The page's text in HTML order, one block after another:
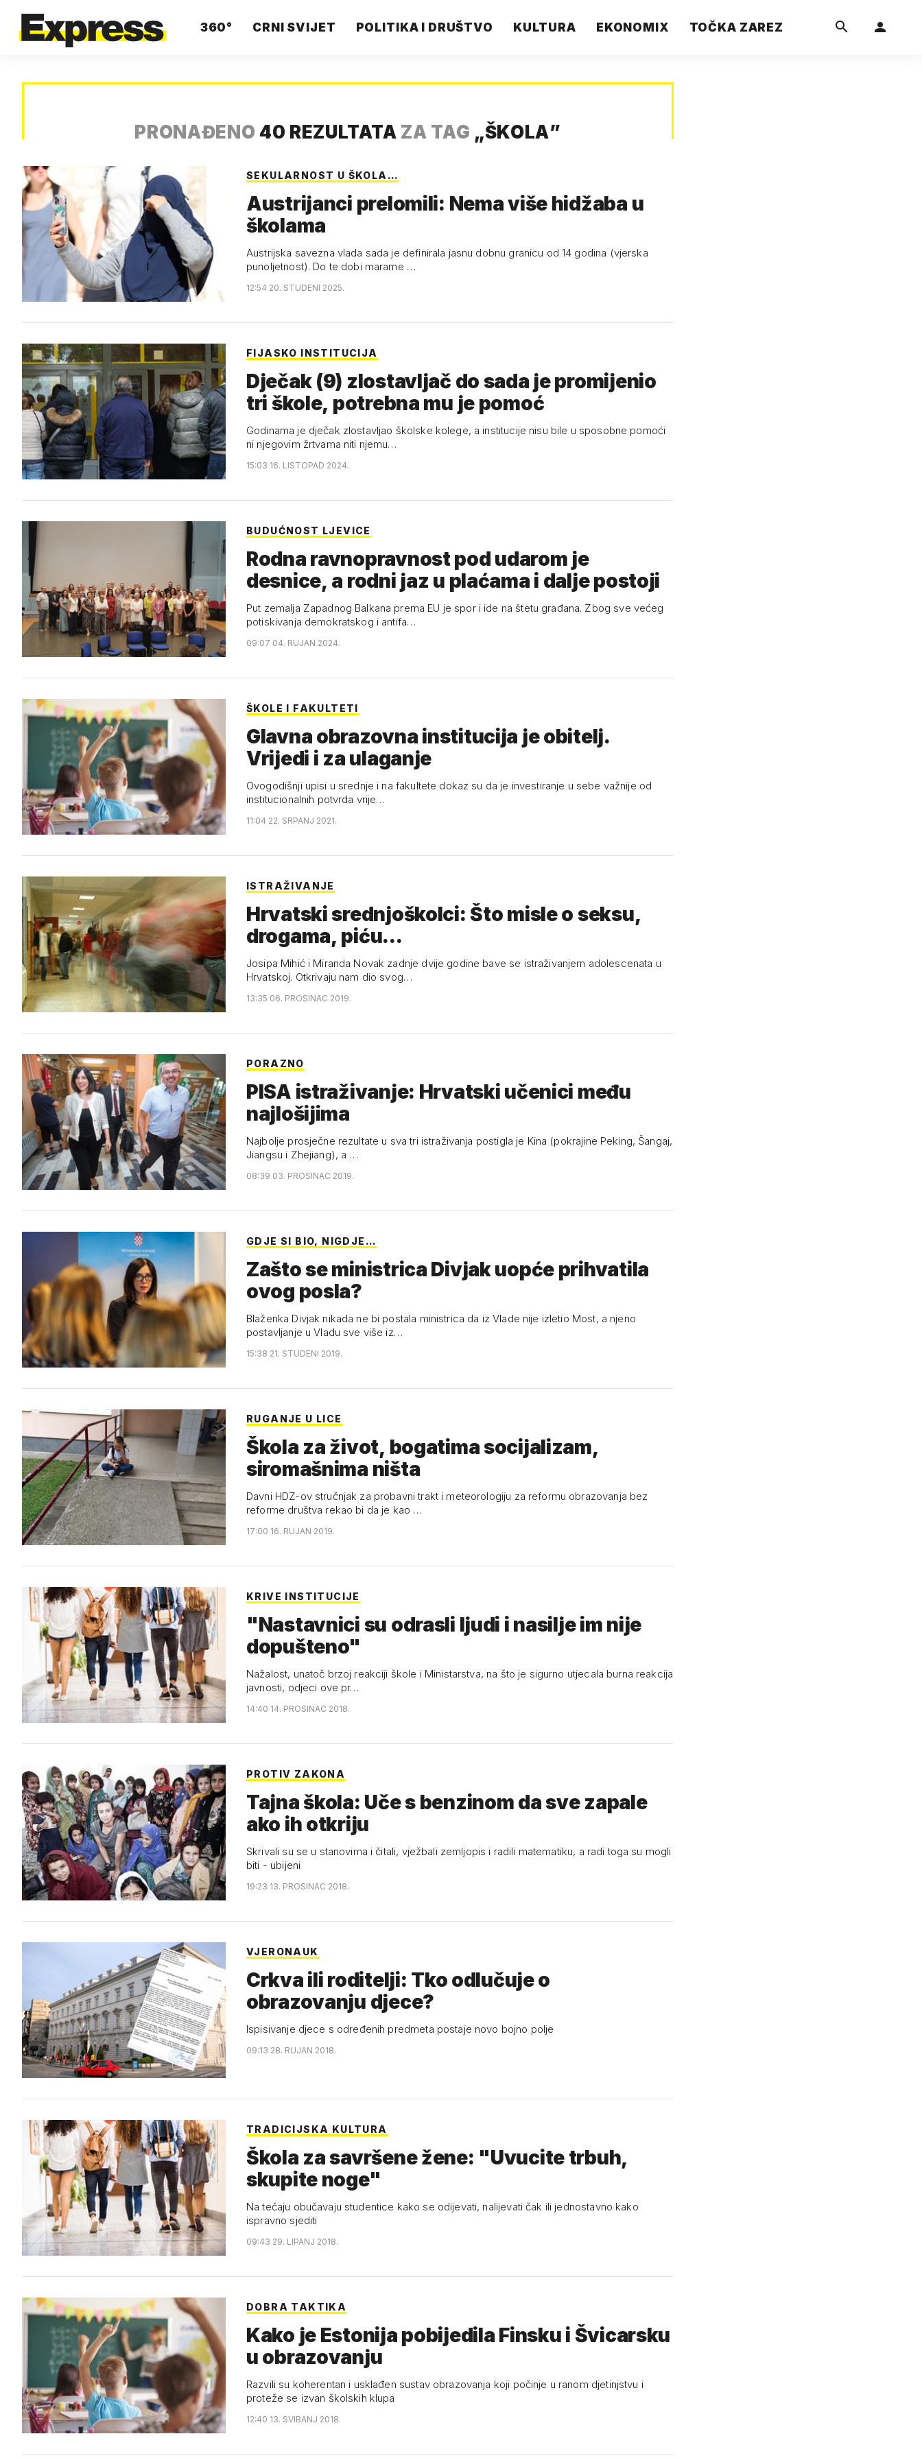
360° CRNI SVIJET POLITIKA I DRUŠTVO KULTURA EKONOMIX TOČKA ZAREZ
PRONAĐENO 40 REZULTATA ZA TAG „ŠKOLA”
SEKULARNOST U ŠKOLA…
Austrijanci prelomili: Nema više hidžaba u
školama
Austrijska savezna vlada sada je definirala jasnu dobnu granicu od 14 godina (vjerska
punoljetnost). Do te dobi marame …
12:54 20. STUDENI 2025.
FIJASKO INSTITUCIJA
Dječak (9) zlostavljač do sada je promijenio
tri škole, potrebna mu je pomoć
Godinama je dječak zlostavljao školske kolege, a institucije nisu bile u sposobne pomoći
ni njegovim žrtvama niti njemu…
15:03 16. LISTOPAD 2024.
BUDUĆNOST LJEVICE
Rodna ravnopravnost pod udarom je
desnice, a rodni jaz u plaćama i dalje postoji
Put zemalja Zapadnog Balkana prema EU je spor i ide na štetu građana. Zbog sve većeg
potiskivanja demokratskog i antifa…
09:07 04. RUJAN 2024.
ŠKOLE I FAKULTETI
Glavna obrazovna institucija je obitelj.
Vrijedi i za ulaganje
Ovogodišnji upisi u srednje i na fakultete dokaz su da je investiranje u sebe važnije od
institucionalnih potvrda vrije…
11:04 22. SRPANJ 2021.
ISTRAŽIVANJE
Hrvatski srednjoškolci: Što misle o seksu,
drogama, piću...
Josipa Mihić i Miranda Novak zadnje dvije godine bave se istraživanjem adolescenata u
Hrvatskoj. Otkrivaju nam dio svog…
13:35 06. PROSINAC 2019.
PORAZNO
PISA istraživanje: Hrvatski učenici među
najlošijima
Najbolje prosječne rezultate u sva tri istraživanja postigla je Kina (pokrajine Peking, Šangaj,
Jiangsu i Zhejiang), a …
08:39 03. PROSINAC 2019.
GDJE SI BIO, NIGDJE…
Zašto se ministrica Divjak uopće prihvatila
ovog posla?
Blaženka Divjak nikada ne bi postala ministrica da iz Vlade nije izletio Most, a njeno
postavljanje u Vladu sve više iz…
15:38 21. STUDENI 2019.
RUGANJE U LICE
Škola za život, bogatima socijalizam,
siromašnima ništa
Davni HDZ-ov stručnjak za probavni trakt i meteorologiju za reformu obrazovanja bez
reforme društva rekao bi da je kao …
17:00 16. RUJAN 2019.
KRIVE INSTITUCIJE
"Nastavnici su odrasli ljudi i nasilje im nije
dopušteno"
Nažalost, unatoč brzoj reakciji škole i Ministarstva, na što je sigurno utjecala burna reakcija
javnosti, odjeci ove pr…
14:40 14. PROSINAC 2018.
PROTIV ZAKONA
Tajna škola: Uče s benzinom da sve zapale
ako ih otkriju
Skrivali su se u stanovima i čitali, vježbali zemljopis i radili matematiku, a radi toga su mogli
biti - ubijeni
19:23 13. PROSINAC 2018.
VJERONAUK
Crkva ili roditelji: Tko odlučuje o
obrazovanju djece?
Ispisivanje djece s određenih predmeta postaje novo bojno polje
09:13 28. RUJAN 2018.
TRADICIJSKA KULTURA
Škola za savršene žene: "Uvucite trbuh,
skupite noge"
Na tečaju obučavaju studentice kako se odijevati, nalijevati čak ili jednostavno kako
ispravno sjediti
09:43 29. LIPANJ 2018.
DOBRA TAKTIKA
Kako je Estonija pobijedila Finsku i Švicarsku
u obrazovanju
Razvili su koherentan i usklađen sustav obrazovanja koji počinje u ranom djetinjstvu i
proteže se izvan školskih klupa
12:40 13. SVIBANJ 2018.